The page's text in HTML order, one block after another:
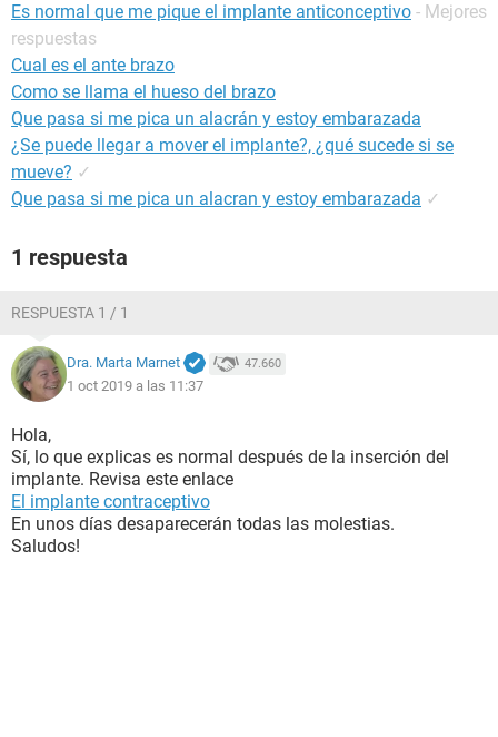
Es normal que me pique el implante anticonceptivo - Mejores
respuestas
Cual es el ante brazo
Como se llama el hueso del brazo
Que pasa si me pica un alacrán y estoy embarazada
¿Se puede llegar a mover el implante?, ¿qué sucede si se
mueve? ✓
Que pasa si me pica un alacran y estoy embarazada ✓
1 respuesta
RESPUESTA 1 / 1
Dra. Marta Marnet 47.660
1 oct 2019 a las 11:37
Hola,
Sí, lo que explicas es normal después de la inserción del
implante. Revisa este enlace
El implante contraceptivo
En unos días desaparecerán todas las molestias.
Saludos!